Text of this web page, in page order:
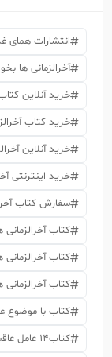
انتشارات همای
آخرالزمانی ها
خرید آنلاین
خرید کتاب
خرید آنلاین
خرید اینترنتی
سفارش کتاب
کتاب آخرالزمانی ها
کتاب
کتاب
کتاب با موضوع
کتاب14 عامل عاقبت بخیری حسن محمو